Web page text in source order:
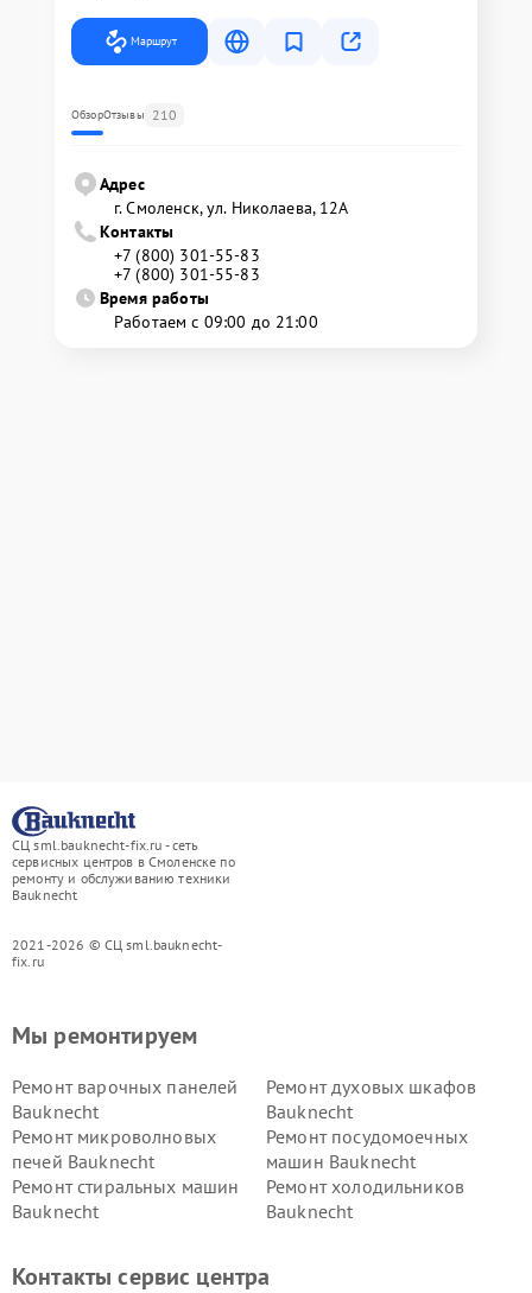
Маршрут
ОбзорОтзывы 210
Адрес
г. Смоленск, ул. Николаева, 12А
Контакты
+7 (800) 301-55-83
+7 (800) 301-55-83
Время работы
Работаем с 09:00 до 21:00
СЦ sml.bauknecht-fix.ru - сеть
сервисных центров в Смоленске по
ремонту и обслуживанию техники
Bauknecht
2021-2026 © СЦ sml.bauknecht-
fix.ru
Мы ремонтируем
Ремонт варочных панелей
Bauknecht
Ремонт духовых шкафов
Bauknecht
Ремонт микроволновых
печей Bauknecht
Ремонт посудомоечных
машин Bauknecht
Ремонт стиральных машин
Bauknecht
Ремонт холодильников
Bauknecht
Контакты сервис центра